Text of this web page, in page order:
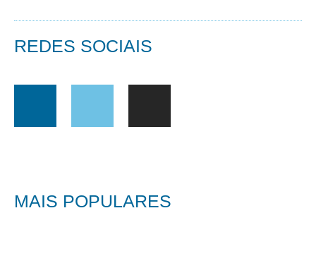
REDES SOCIAIS
MAIS POPULARES